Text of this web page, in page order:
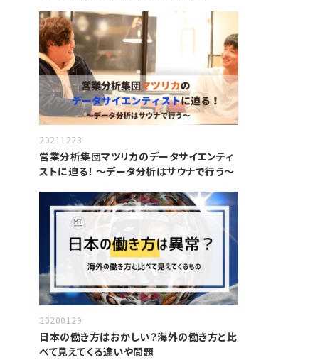
20211223
営業分析集団マツリカのデータサイエンティ
ストに迫る！ 〜データ分析はサウナで行う〜
20200129
日本の働き方はおかしい？海外の働き方と比
べて見えてくる違いや問題